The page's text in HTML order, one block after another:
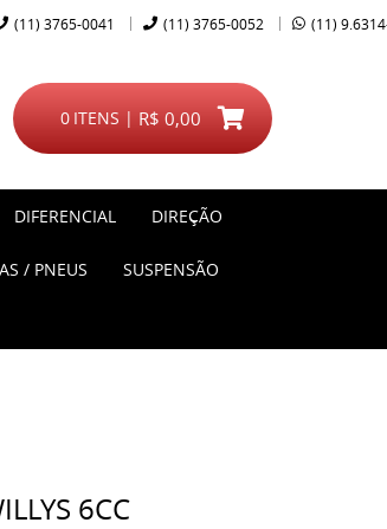
(11) 3765-0041 (11) 3765-0052 (11)
ITENS
0 R$ 0,00
DIFERENCIAL DIREÇÃO
/ PNEUS SUSPENSÃO
6CC